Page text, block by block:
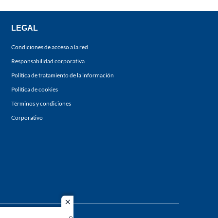
close
LEGAL
Condiciones de acceso a la red
Responsabilidad corporativa
Política de tratamiento de la información
Política de cookies
Términos y condiciones
Corporativo